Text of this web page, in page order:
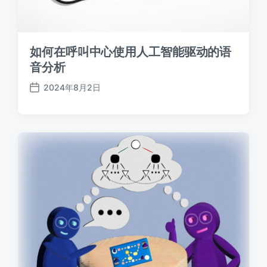
如何在呼叫中心使用人工智能驱动的语
音分析
发
期
2024年8月2日